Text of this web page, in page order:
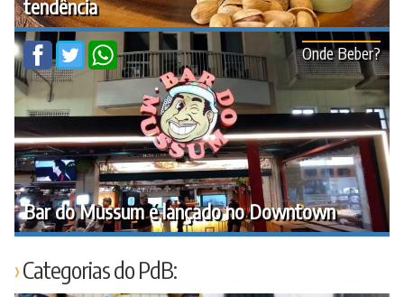
tendência
Bar do Mussum é lançado no Downtown
Onde Beber?
Categorias do PdB: